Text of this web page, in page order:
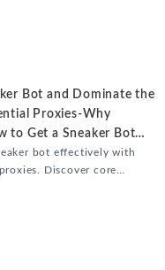
Bot and Dominate the
Proxies-Why
to Get a Sneaker Bot
bot effectively with
Discover core